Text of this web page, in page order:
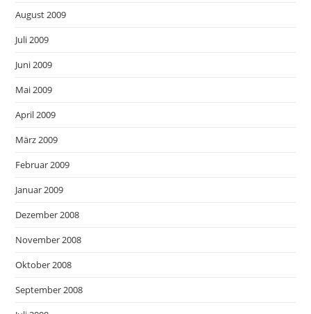
August 2009
Juli 2009
Juni 2009
Mai 2009
April 2009
März 2009
Februar 2009
Januar 2009
Dezember 2008
November 2008
Oktober 2008
September 2008